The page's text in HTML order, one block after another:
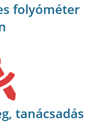
folyóméter
tanácsadás